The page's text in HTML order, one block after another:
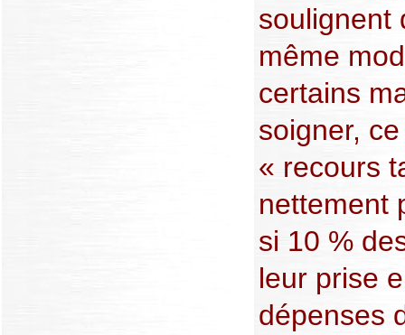
soulignent
même
certains
soigner,
« recours
nettement
si 10 %
leur prise
dépenses